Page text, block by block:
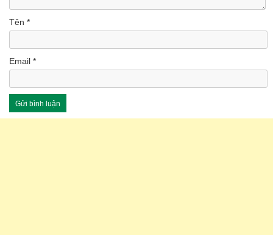
Tên *
Email *